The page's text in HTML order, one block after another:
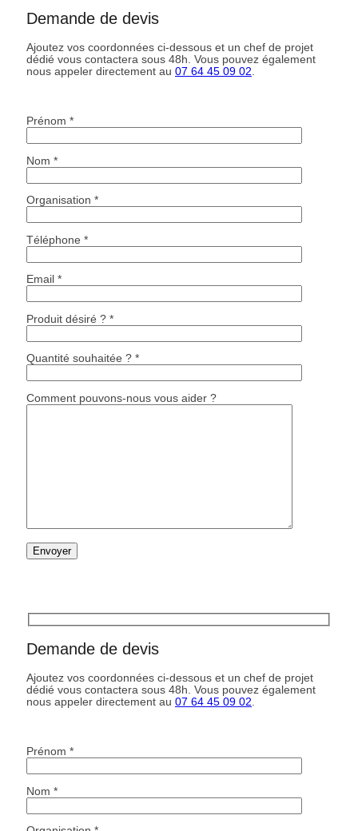
Demande de devis
Ajoutez vos coordonnées ci-dessous et un chef de projet
dédié vous contactera sous 48h. Vous pouvez également
nous appeler directement au 07 64 45 09 02
Prénom *
Nom *
Organisation *
Téléphone *
Email *
Produit désiré ? *
Quantité souhaitée ? *
Comment pouvons-nous vous aider ?
Demande de devis
Ajoutez vos coordonnées ci-dessous et un chef de projet
dédié vous contactera sous 48h. Vous pouvez également
nous appeler directement au 07 64 45 09 02
Prénom *
Nom *